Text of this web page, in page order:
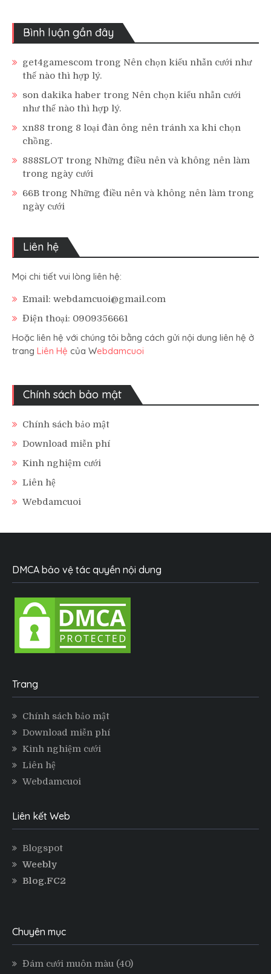
Bình luận gần đây
get4gamescom trong Nên chọn kiểu nhẫn cưới như
thế nào thì hợp lý.
son dakika haber trong Nên chọn kiểu nhẫn cưới
như thế nào thì hợp lý.
xn88 trong 8 loại đàn ông nên tránh xa khi chọn
chồng.
888SLOT trong Những điều nên và không nên làm
trong ngày cưới
66B trong Những điều nên và không nên làm trong
ngày cưới
Liên hệ
Mọi chi tiết vui lòng liên hệ:
Email: webdamcuoi@gmail.com
Điện thoại: 0909356661
Hoặc liên hệ với chúng tôi bằng cách gửi nội dung liên hệ ở
trang Liên Hệ của Webdamcuoi
Chính sách bảo mật
Chính sách bảo mật
Download miễn phí
Kinh nghiệm cưới
Liên hệ
Webdamcuoi
DMCA bảo vệ tác quyền nội dung
Trang
Chính sách bảo mật
Download miễn phí
Kinh nghiệm cưới
Liên hệ
Webdamcuoi
Liên kết Web
Blogspot
Weebly
Blog.FC2
Chuyên mục
Đám cưới muôn màu (40)